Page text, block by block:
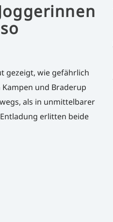
gezeigt, wie gefährlich
und Braderup
als in unmittelbarer
erlitten beide